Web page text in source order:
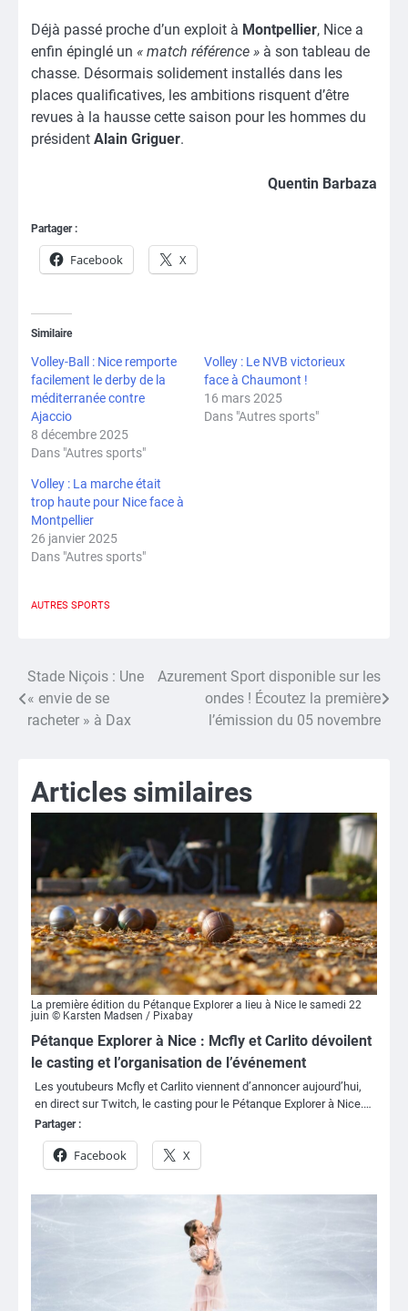
Déjà passé proche d’un exploit à Montpellier, Nice a
enfin épinglé un « match référence » à son tableau de
chasse. Désormais solidement installés dans les
places qualificatives, les ambitions risquent d’être
revues à la hausse cette saison pour les hommes du
président Alain Griguer.
Quentin Barbaza
Partager :
Facebook X
Similaire
Volley-Ball : Nice remporte
facilement le derby de la
méditerranée contre
Ajaccio
8 décembre 2025
Dans "Autres sports"
Volley : Le NVB victorieux
face à Chaumont !
16 mars 2025
Dans "Autres sports"
Volley : La marche était
trop haute pour Nice face à
Montpellier
26 janvier 2025
Dans "Autres sports"
AUTRES SPORTS
Navigation
de
Stade Niçois : Une
« envie de se
racheter » à Dax
Azurement Sport disponible sur les
ondes ! Écoutez la première
l’émission du 05 novembre
Articles similaires
La première édition du Pétanque Explorer a lieu à Nice le samedi 22
juin © Karsten Madsen / Pixabay
Pétanque Explorer à Nice : Mcfly et Carlito dévoilent
le casting et l’organisation de l’événement
Les youtubeurs Mcfly et Carlito viennent d’annoncer aujourd’hui,
en direct sur Twitch, le casting pour le Pétanque Explorer à Nice.…
Partager :
Facebook X